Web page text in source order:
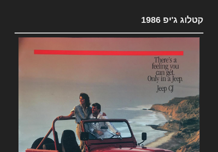
קטלוג ג'יפ 1986